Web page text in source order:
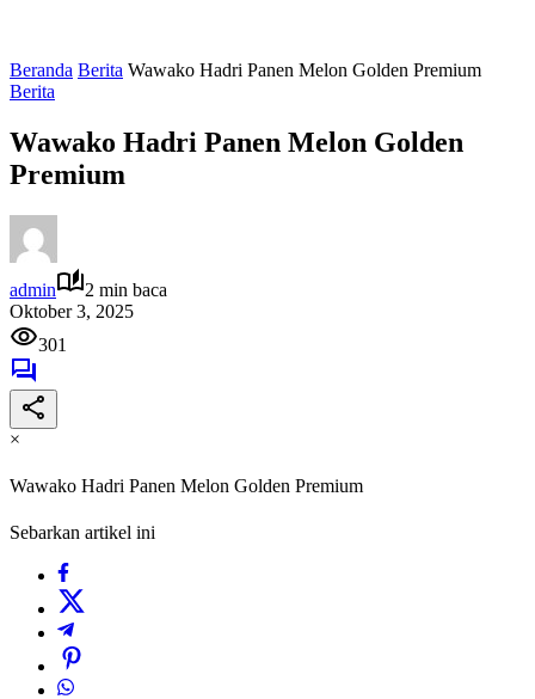
Beranda Berita Wawako Hadri Panen Melon Golden Premium
Berita
Wawako Hadri Panen Melon Golden
Premium
admin
2 min baca
Oktober 3, 2025
301
×
Wawako Hadri Panen Melon Golden Premium
Sebarkan artikel ini